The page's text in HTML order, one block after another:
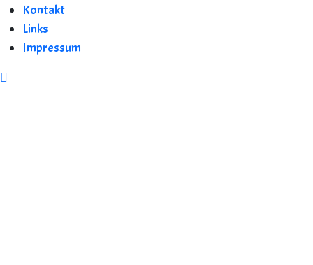
Kontakt
Links
Impressum